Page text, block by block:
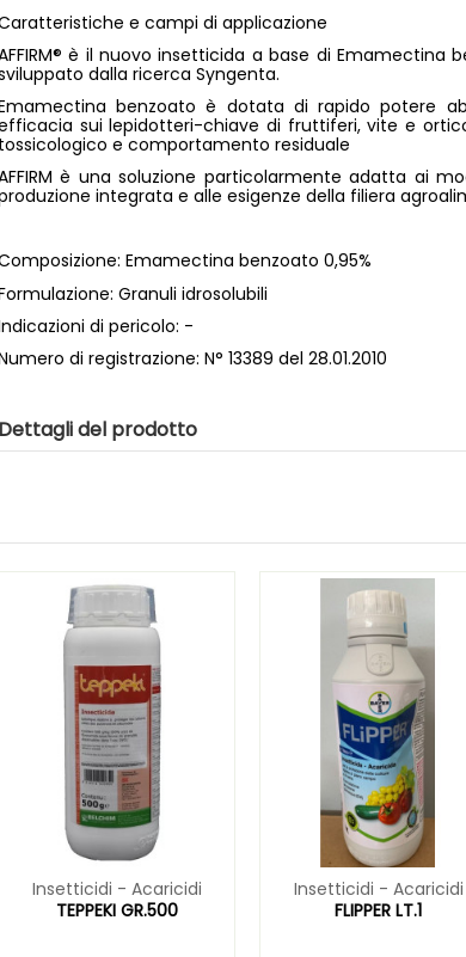
e campi di applicazione
è il nuovo insetticida a base di Emamectina
dalla ricerca Syngenta.
benzoato è dotata di rapido potere
sui lepidotteri-chiave di fruttiferi, vite e
tossicologico e comportamento residuale
è una soluzione particolarmente adatta ai
integrata e alle esigenze della filiera
Emamectina benzoato 0,95%
Granuli idrosolubili
di pericolo: -
di registrazione: N° 13389 del 28.01.2010
Dettagli del prodotto
Insetticidi - Acaricidi
TEPPEKI GR.500
Insetticidi - Acaricidi
FLIPPER LT.1